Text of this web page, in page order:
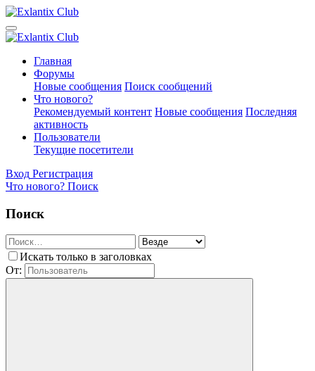
Главная
Форумы
Новые сообщения Поиск сообщений
Что нового?
Рекомендуемый контент Новые сообщения Последняя
активность
Пользователи
Текущие посетители
Вход Регистрация
Что нового? Поиск
Поиск
Искать только в заголовках
От: